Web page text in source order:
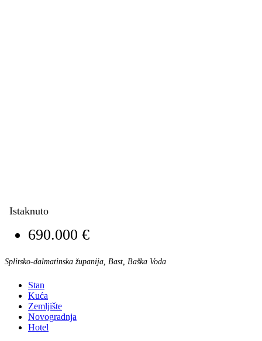
Istaknuto
690.000 €
Splitsko-dalmatinska županija, Bast, Baška Voda
Stan
Kuća
Zemljište
Novogradnja
Hotel